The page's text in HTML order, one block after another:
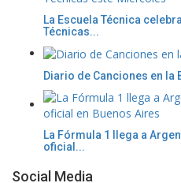
La Escuela Técnica
Técnicas...
Diario de Canciones en la
La Fórmula 1 llega a
oficial...
Social Media